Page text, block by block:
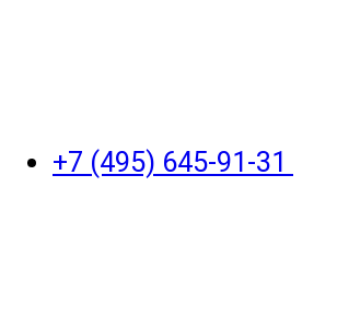
+7 (495) 645-91-31